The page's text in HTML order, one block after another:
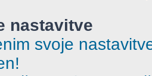
nastavitve
svoje